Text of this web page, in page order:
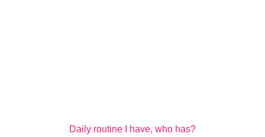
Daily routine I have, who has?